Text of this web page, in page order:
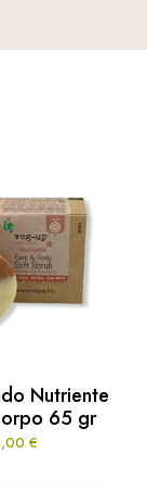
Nutriente
65 gr
€